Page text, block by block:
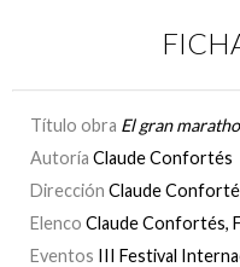
Título obra El gran
Autoría Claude Confortés
Dirección Claude
Elenco Claude Confortés,
Eventos III Festival